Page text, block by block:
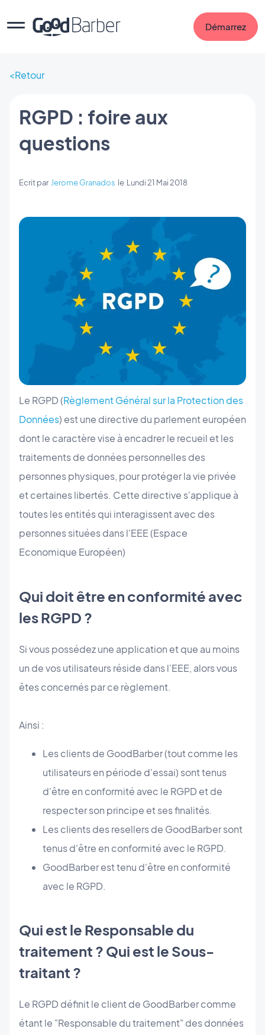
Démarrez
Retour
RGPD : foire aux
questions
Ecrit par Jerome Granados le Lundi 21 Mai 2018
Le RGPD (Règlement Général sur la Protection des
Données) est une directive du parlement européen
dont le caractère vise à encadrer le recueil et les
traitements de données personnelles des
personnes physiques, pour protéger la vie privée
et certaines libertés. Cette directive s'applique à
toutes les entités qui interagissent avec des
personnes situées dans l'EEE (Espace
Economique Européen)
Qui doit être en conformité avec
les RGPD ?
Si vous possédez une application et que au moins
un de vos utilisateurs réside dans l'EEE, alors vous
êtes concernés par ce règlement.
Ainsi :
Les clients de GoodBarber (tout comme les
utilisateurs en période d'essai) sont tenus
d'être en conformité avec le RGPD et de
respecter son principe et ses finalités.
Les clients des resellers de GoodBarber sont
tenus d'être en conformité avec le RGPD.
GoodBarber est tenu d'être en conformité
avec le RGPD.
Qui est le Responsable du
traitement ? Qui est le Sous-
traitant ?
Le RGPD définit le client de GoodBarber comme
étant le "Responsable du traitement" des données